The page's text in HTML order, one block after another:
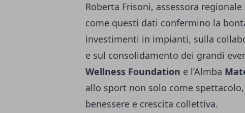
Roberta Frisoni, assessora regionale
come questi dati confermino la
investimenti in impianti, sulla
e sul consolidamento dei grandi
Wellness Foundation e l’Almba
allo sport non solo come
benessere e crescita collettiva.